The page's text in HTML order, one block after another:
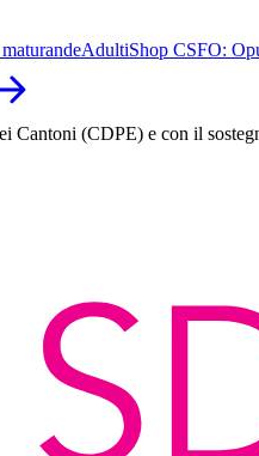
AdultiShop CSFO:
Cantoni (CDPE) e con il